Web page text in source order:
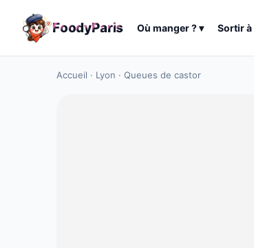
FoodyParis Où manger ?▾ Sortir à
Accueil · Lyon · Queues de castor